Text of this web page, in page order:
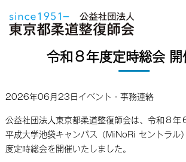
令和８年度定時総会 開
2026年06月23日 イベント・事務連絡
公益社団法人東京都柔道整復師会は、令和８年
平成大学池袋キャンパス（MiNoRi セントラル
度定時総会を開催いたしました。